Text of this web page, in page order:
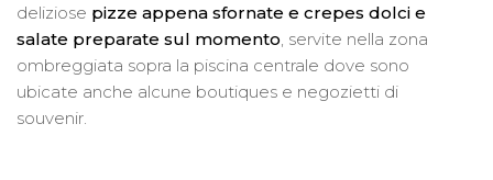
deliziose pizze appena sfornate e crepes dolci e
salate preparate sul momento , servite nella zona
ombreggiata sopra la piscina centrale dove sono
ubicate anche alcune boutiques e negozietti di
souvenir.